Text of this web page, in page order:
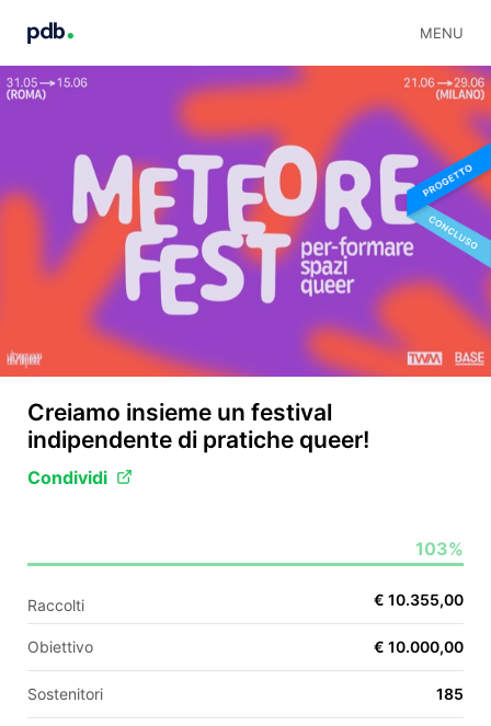
MENU
IT
EN
FR
ES
Creiamo insieme un festival
indipendente di pratiche queer!
Condividi
103%
Raccolti € 10.355,00
Obiettivo € 10.000,00
Sostenitori 185